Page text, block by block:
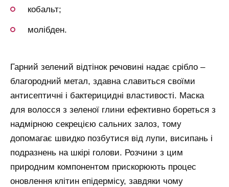
кобальт;
молібден.
Гарний зелений відтінок речовині надає срібло –
благородний метал, здавна славиться своїми
антисептичні і бактерицидні властивості. Маска
для волосся з зеленої глини ефективно бореться з
надмірною секрецією сальних залоз, тому
допомагає швидко позбутися від лупи, висипань і
подразнень на шкірі голови. Розчини з цим
природним компонентом прискорюють процес
оновлення клітин епідермісу, завдяки чому